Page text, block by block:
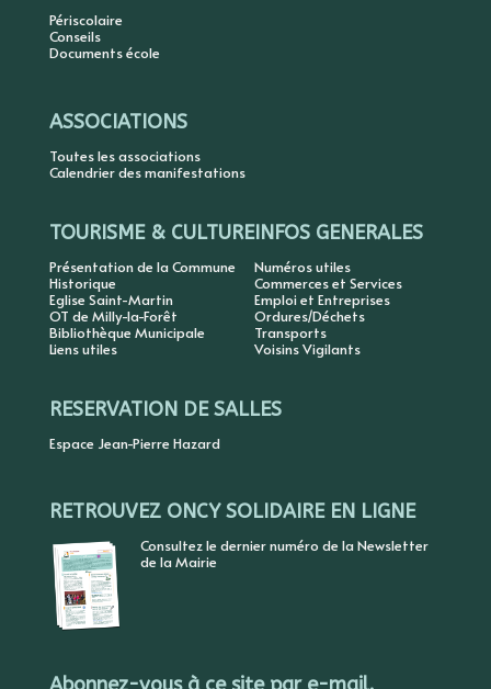
Périscolaire
Conseils
Documents école
ASSOCIATIONS
Toutes les associations
Calendrier des manifestations
TOURISME & CULTURE
Présentation de la Commune
Historique
Eglise Saint-Martin
OT de Milly-la-Forêt
Bibliothèque Municipale
Liens utiles
INFOS GENERALES
Numéros utiles
Commerces et Services
Emploi et Entreprises
Ordures/Déchets
Transports
Voisins Vigilants
RESERVATION DE SALLES
Espace Jean-Pierre Hazard
RETROUVEZ ONCY SOLIDAIRE EN LIGNE
Consultez le dernier numéro de la Newsletter
de la Mairie